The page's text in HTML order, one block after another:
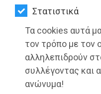
Στατιστικά
Τα cookies αυτά
τον τρόπο με τον
αλληλεπιδρούν
συλλέγοντας και
ανώνυμα!
LIFESTYLE
ΤΑΞΙΔΙΑ
ΕΞΟΔΟΣ
ΠΕΡΙΒΑΛΛΟΝ
ΤΟΠΙΚΗ ΑΥΤΟΔΙΟΙΚΗΣΗ